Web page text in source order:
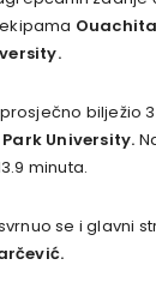
bilježio
Park University.
minuta.
se i glavni